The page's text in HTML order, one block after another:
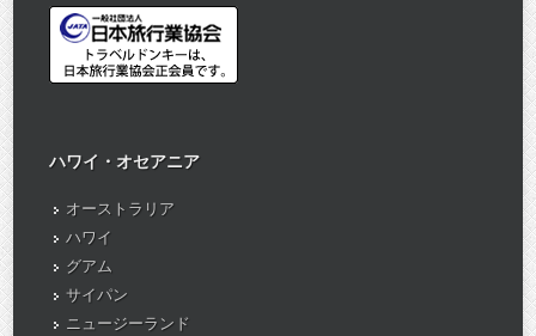
ハワイ・オセアニア
オーストラリア
ハワイ
グアム
サイパン
ニュージーランド